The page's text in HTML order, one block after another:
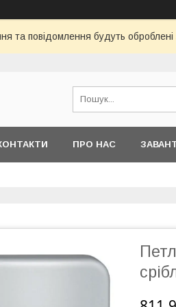
та повідомлення будуть
ПРО НАС